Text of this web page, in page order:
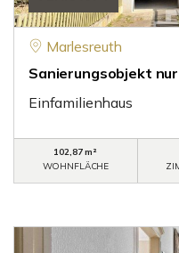
Marlesreuth
Sanierungsobjekt
Einfamilienhaus
102,87 m²
WOHNFLÄCHE